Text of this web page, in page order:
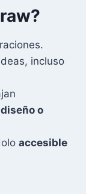
incluso
o
accesible